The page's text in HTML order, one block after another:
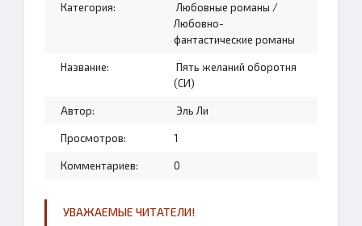
Категория: Любовные романы /
Любовно-
фантастические романы
Название:
Пять желаний оборотня
(СИ)
Автор: Эль Ли
Просмотров: 1
Комментариев: 0
УВАЖАЕМЫЕ ЧИТАТЕЛИ!